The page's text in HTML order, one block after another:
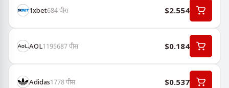
1хbet684पीस $2.554
AOL1195687पीस $0.184
Adidas1778पीस $0.537